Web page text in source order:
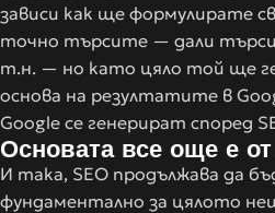
зависи как ще формулирате
точно търсите — дали
т.н. — но като цяло той ще
основа на резултатите в
Google се генерират според
Основата все още е
И така, SEO продължава да
фундаментално за цялото